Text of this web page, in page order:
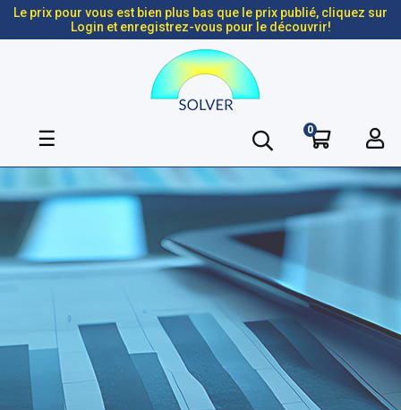
Le prix pour vous est bien plus bas que le prix publié, cliquez sur
Login et enregistrez-vous pour le découvrir!
Basculer
navigation
☰ 0